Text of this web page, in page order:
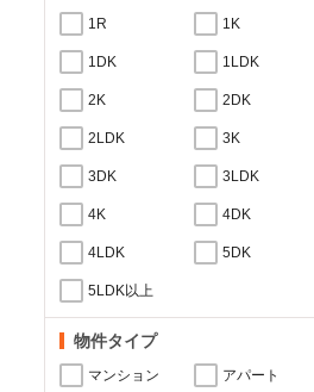
1R 1K
1DK 1LDK
2K 2DK
2LDK 3K
3DK 3LDK
4K 4DK
4LDK 5DK
5LDK以上
物件タイプ
マンション アパート